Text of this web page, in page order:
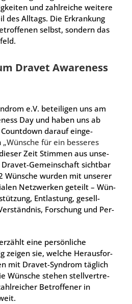
und zahl­rei­che wei­te­re
des All­tags. Die Erkran­kung
selbst, son­dern das
Dra­vet Awa­re­ness
e.V. betei­li­gen uns am
Day und haben uns ab
dar­auf ein­ge­
„Wün­sche für ein bes­se­res
Zeit Stim­men aus unse­
Gemein­schaft sicht­bar
Wün­sche wur­den mit unse­rer
Netz­wer­ken geteilt – Wün­
Ent­las­tung, gesell­
For­schung und Per­
eine per­sön­li­che
zei­gen sie, wel­che Her­aus­for­
mit Dra­vet-Syn­drom täg­lich
Wün­sche ste­hen stell­ver­tre­
Betrof­fe­ner in